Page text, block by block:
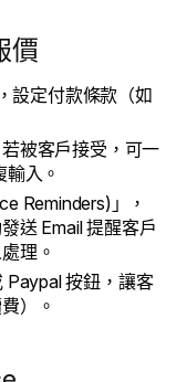
價
設定付款條款（如
被客戶接受，可一
入。
Reminders)」，
送 Email 提醒客戶
理。
Paypal 按鈕，讓客
）。